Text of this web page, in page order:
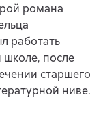
романа
работать
школе, после
старшего
ниве.